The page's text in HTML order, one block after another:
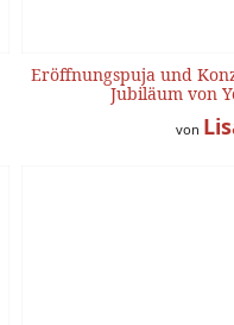
Eröffnungspuja und
Jubiläum von
von